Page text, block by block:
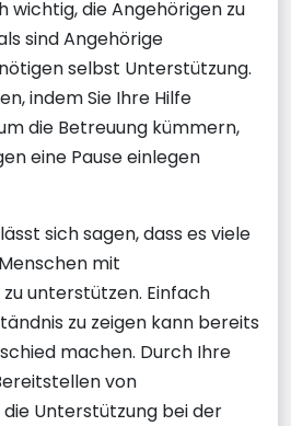
wichtig, die Angehörigen zu
sind Angehörige
selbst Unterstützung.
indem Sie Ihre Hilfe
die Betreuung kümmern,
eine Pause einlegen
sich sagen, dass es viele
mit
unterstützen. Einfach
zu zeigen kann bereits
machen. Durch Ihre
von
Unterstützung bei der